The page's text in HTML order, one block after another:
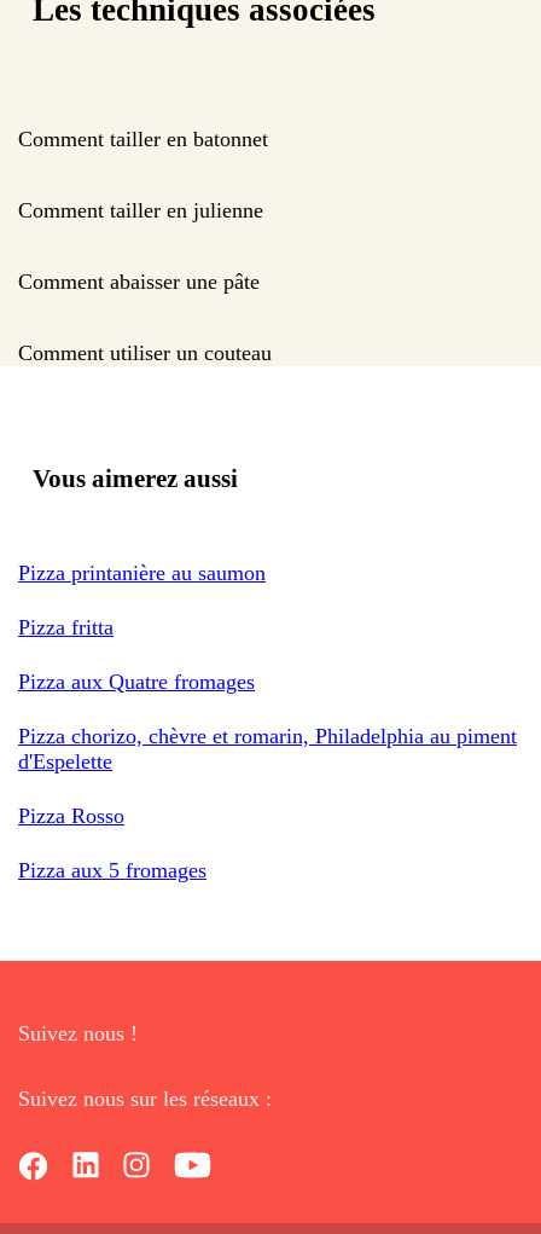
Les techniques associées
Comment tailler en batonnet
Comment tailler en julienne
Comment abaisser une pâte
Comment utiliser un couteau
Vous aimerez aussi
Pizza printanière au saumon
Pizza fritta
Pizza aux Quatre fromages
Pizza chorizo, chèvre et romarin, Philadelphia au piment
d'Espelette
Pizza Rosso
Pizza aux 5 fromages
Suivez nous !
Suivez nous sur les réseaux :